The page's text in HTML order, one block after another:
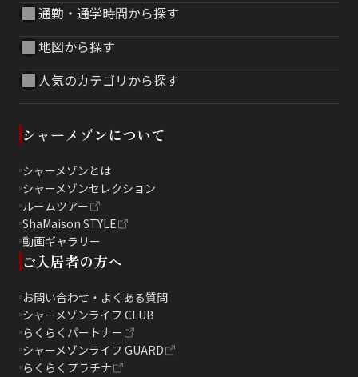
通勤・通学時間から探す
地図から探す
人気のカテゴリから探す
シャーメゾンについて
シャーメゾンとは
シャーメゾンセレクション
ルームツアー
ShaMaison STYLE
動画ギャラリー
ご入居者の方へ
お問い合わせ・よくある質問
シャーメゾンライフ CLUB
らくらくパートナー
シャーメゾンライフ GUARD
らくらくプラチナ